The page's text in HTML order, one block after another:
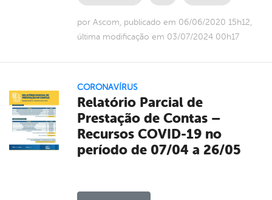
por Ascom, publicado em 06/06/2020 15h12,
última modificação em 03/07/2024 00h17
CORONAVÍRUS
Relatório Parcial de
Prestação de Contas –
Recursos COVID-19 no
período de 07/04 a 26/05